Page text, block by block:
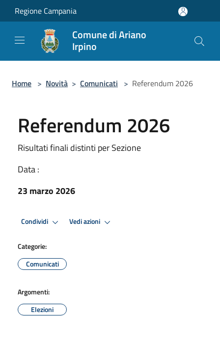
Salta al contenuto principale
Regione Campania
Comune di Ariano
Irpino
Home > Novità > Comunicati > Referendum 2026
Referendum 2026
Risultati finali distinti per Sezione
Data :
23 marzo 2026
Condividi Vedi azioni
Categorie:
Comunicati
Argomenti:
Elezioni